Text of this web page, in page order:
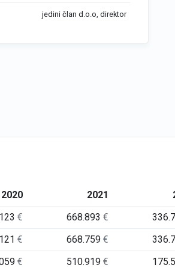
jedini član d.o.o, direktor
2020 2021
€ 668.893€
€ 668.759€
€ 510.919€